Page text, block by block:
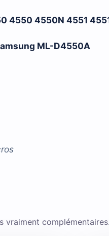
4550 4550N 4551
ML-D4550A
vraiment complémentaires.